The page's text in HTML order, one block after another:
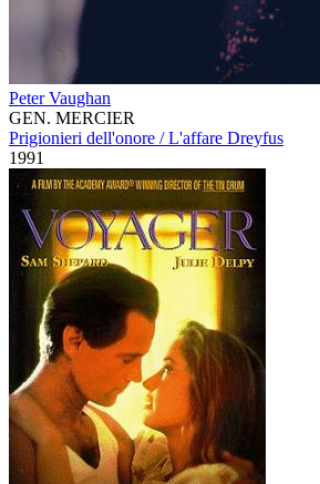
Peter Vaughan
GEN. MERCIER
Prigionieri dell'onore / L'affare Dreyfus
1991